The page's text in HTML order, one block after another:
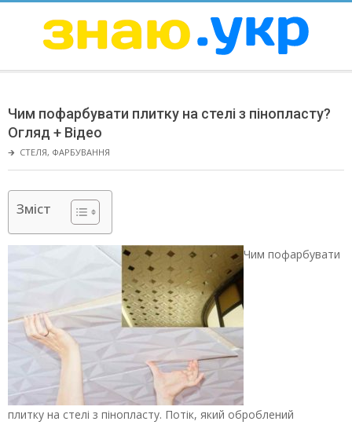
ЗНАЮ
Menu
Чим пофарбувати плитку на стелі з пінопласту?
Огляд + Відео
🡲 СТЕЛЯ, ФАРБУВАННЯ
Зміст
Чим пофарбувати
плитку на стелі з пінопласту. Потік, який оброблений